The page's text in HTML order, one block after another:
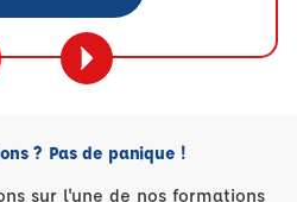
? Pas de panique !
sur l'une de nos formations